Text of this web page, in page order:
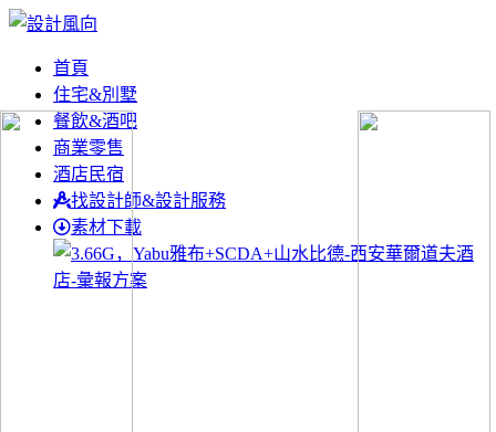
首頁
住宅&別墅
餐飲&酒吧
商業零售
酒店民宿
找設計師&設計服務
素材下載